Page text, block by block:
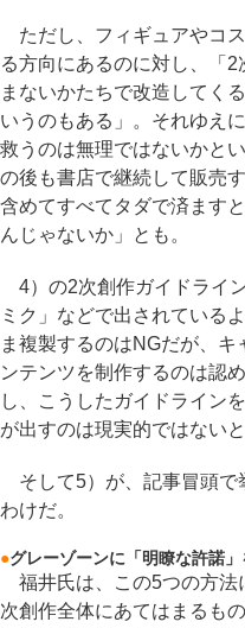
ただし、フィギュアやコ
る方向にあるのに対し、「
まないかたちで改造してく
いうのもある」。それゆえ
救うのは無理ではないかと
の後も書店で継続して販売
含めてすべてタダで済ます
んじゃないか」とも。
4）の2次創作ガイドライ
ミク」などで出されている
ま複製するのはNGだが、
ンテンツを制作するのは認
し、こうしたガイドライン
が出すのは現実的ではない
そして5）が、記事冒頭で
わけだ。
●グレーゾーンに「明瞭な許諾
福井氏は、この5つの方法
次創作全体にあてはまるも